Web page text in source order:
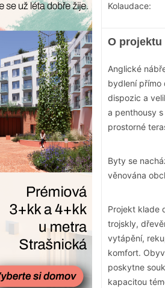
Kolaudace:
O projektu
Anglické
bydlení přímo
dispozic a
a penthousy
prostorné
Byty se
věnována
Projekt klade
trojskly,
vytápění,
komfort.
poskytne
kapacitou